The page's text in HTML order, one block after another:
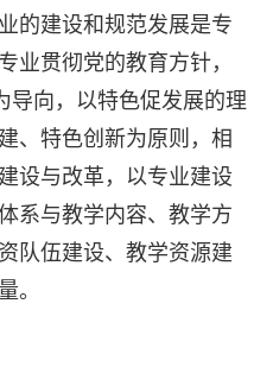
的建设和规范发展是专
业贯彻党的教育方针，
导向，以特色促发展的理
、特色创新为原则，相
设与改革，以专业建设
系与教学内容、教学方
队伍建设、教学资源建
。